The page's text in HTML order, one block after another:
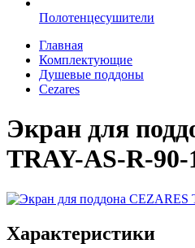
Полотенцесушители
Главная
Комплектующие
Душевые поддоны
Cezares
Экран для
TRAY-AS-R-90-
Характеристики